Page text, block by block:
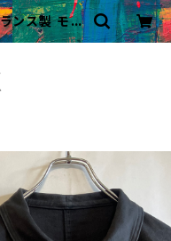
ンス製 モン
ラックモール